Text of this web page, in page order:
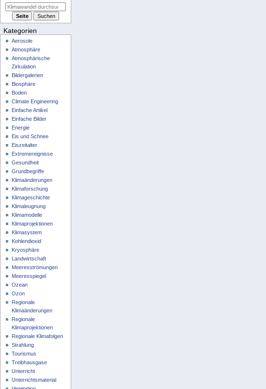
Kategorien
Aerosole
Atmosphäre
Atmosphärische
Zirkulation
Bildergalerien
Biosphäre
Boden
Climate Engineering
Einfache Artikel
Einfache Bilder
Energie
Eis und Schnee
Eiszeitalter
Extremereignisse
Gesundheit
Grundbegriffe
Klimaänderungen
Klimaforschung
Klimageschichte
Klimaleugnung
Klimamodelle
Klimaprojektionen
Klimasystem
Kohlendioxid
Kryosphäre
Landwirtschaft
Meeresströmungen
Meeresspiegel
Ozean
Ozon
Regionale
Klimaänderungen
Regionale
Klimaprojektionen
Regionale Klimafolgen
Strahlung
Tourismus
Treibhausgase
Unterricht
Unterrichtsmaterial